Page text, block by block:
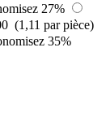
27%
(1,11 par pièce)
35%